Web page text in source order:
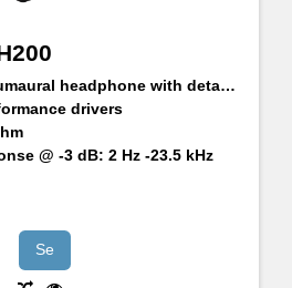
headphone with detachable cable
drivers
@ -3 dB: 2 Hz -23.5 kHz
Se